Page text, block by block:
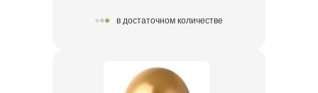
в достаточном количестве